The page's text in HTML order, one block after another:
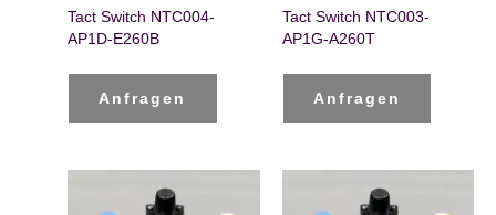
Tact Switch NTC004-
AP1D-E260B
Anfragen
Tact Switch NTC003-
AP1G-A260T
Anfragen